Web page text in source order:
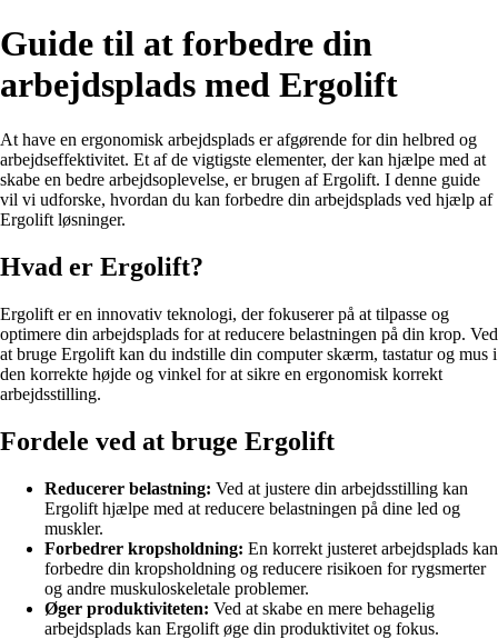
Guide til at forbedre din
arbejdsplads med Ergolift
At have en ergonomisk arbejdsplads er afgørende for din helbred og
arbejdseffektivitet. Et af de vigtigste elementer, der kan hjælpe med at
skabe en bedre arbejdsoplevelse, er brugen af Ergolift. I denne guide
vil vi udforske, hvordan du kan forbedre din arbejdsplads ved hjælp af
Ergolift løsninger.
Hvad er Ergolift?
Ergolift er en innovativ teknologi, der fokuserer på at tilpasse og
optimere din arbejdsplads for at reducere belastningen på din krop. Ved
at bruge Ergolift kan du indstille din computer skærm, tastatur og mus i
den korrekte højde og vinkel for at sikre en ergonomisk korrekt
arbejdsstilling.
Fordele ved at bruge Ergolift
Reducerer belastning: Ved at justere din arbejdsstilling kan
Ergolift hjælpe med at reducere belastningen på dine led og
muskler.
Forbedrer kropsholdning: En korrekt justeret arbejdsplads kan
forbedre din kropsholdning og reducere risikoen for rygsmerter
og andre muskuloskeletale problemer.
Øger produktiviteten: Ved at skabe en mere behagelig
arbejdsplads kan Ergolift øge din produktivitet og fokus.